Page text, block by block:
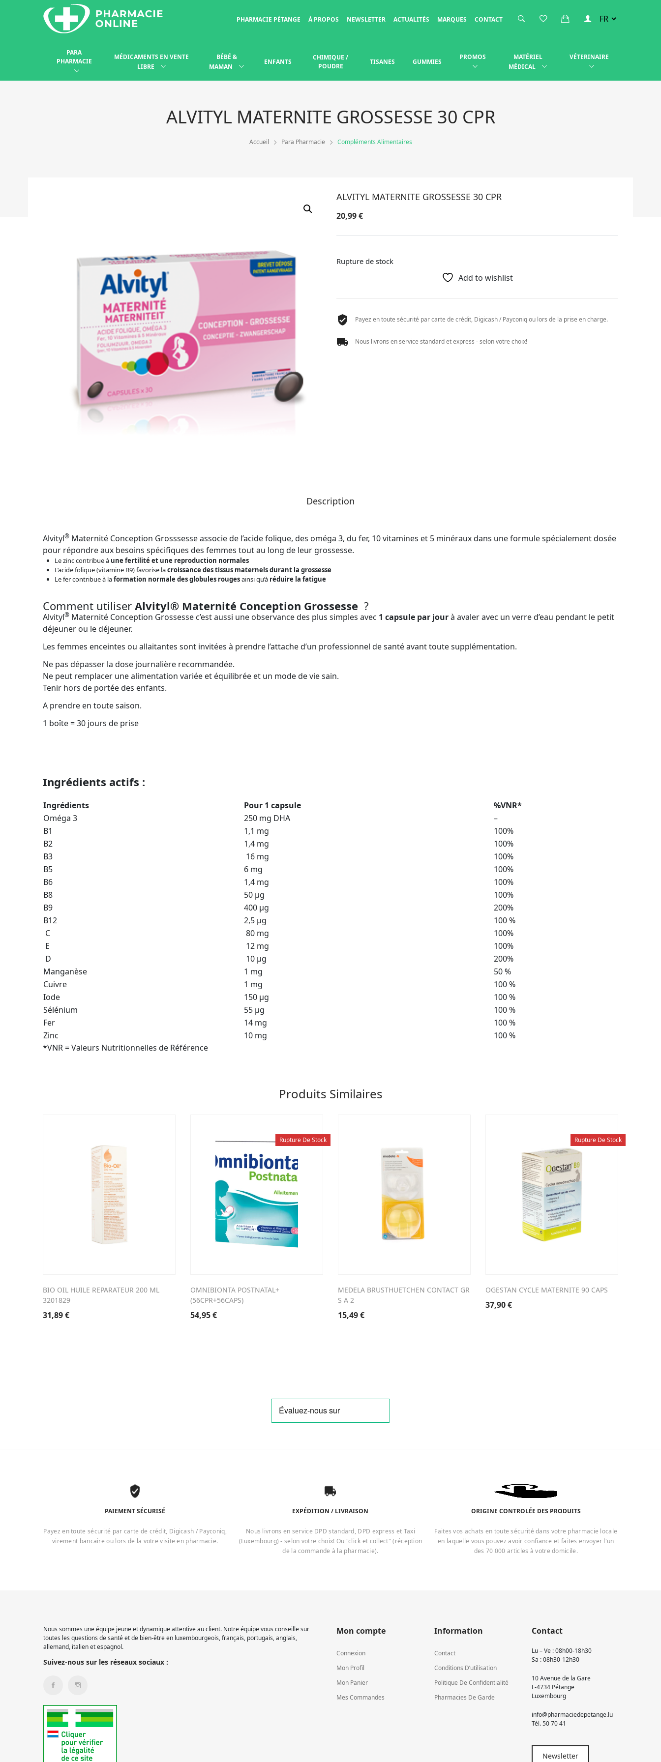
PHARMACIE PÉTANGE À PROPOS NEWSLETTER ACTUALITÉS MARQUES CONTACT
PARA
PHARMACIE
MÉDICAMENTS EN VENTE
LIBRE
BÉBÉ &
MAMAN
ENFANTS
CHIMIQUE /
POUDRE
TISANES GUMMIES
PROMOS
MATÉRIEL
MÉDICAL
VÉTERINAIRE
ALVITYL MATERNITE GROSSESSE 30 CPR
Accueil Para Pharmacie Compléments Alimentaires
ALVITYL MATERNITE GROSSESSE 30 CPR
20,99€
Rupture de stock
Add to wishlist
Payez en toute sécurité par carte de crédit, Digicash / Payconiq ou lors de la prise en charge.
Nous livrons en service standard et express - selon votre choix!
Description
Alvityl® Maternité Conception Grosssesse associe de l’acide folique, des oméga 3, du fer, 10 vitamines et 5 minéraux dans une formule spécialement dosée
pour répondre aux besoins spécifiques des femmes tout au long de leur grossesse.
Le zinc contribue à une fertilité et une reproduction normales
L’acide folique (vitamine B9) favorise lacroissance des tissus maternels durant la grossesse
Le fer contribue à laformation normale des globules rougesainsi qu’à réduire la fatigue
Comment utiliser Alvityl® Maternité Conception Grossesse ?
Alvityl® Maternité Conception Grossesse c’est aussi une observance des plus simples avec 1 capsule par jourà avaler avec un verre d’eau pendant le petit
déjeuner ou le déjeuner.
Les femmes enceintes ou allaitantes sont invitées à prendre l’attache d’un professionnel de santé avant toute supplémentation.
Ne pas dépasser la dose journalière recommandée.
Ne peut remplacer une alimentation variée et équilibrée et un mode de vie sain.
Tenir hors de portée des enfants.
A prendre en toute saison.
1 boîte = 30 jours de prise
Ingrédients actifs :
Ingrédients Pour 1 capsule
%VNR*
Oméga 3
250 mg DHA
–
B1
1,1 mg
100%
B2
1,4 mg
100%
B3
16 mg
100%
B5
6 mg
100%
B6
1,4 mg
100%
B8
50 µg
100%
B9
400 µg
200%
B12
2,5 µg
100 %
C
80 mg
100%
E
12 mg
100%
D
10 µg
200%
Manganèse
1 mg
50 %
Cuivre
1 mg
100 %
Iode
150 µg
100 %
Sélénium
55 µg
100 %
Fer
14 mg
100 %
Zinc
10 mg
100 %
*VNR = Valeurs Nutritionnelles de Référence
Produits Similaires
BIO OIL HUILE REPARATEUR 200 ML
3201829
31,89€
Rupture De Stock
OMNIBIONTA POSTNATAL+
(56CPR+56CAPS)
54,95€
MEDELA BRUSTHUETCHEN CONTACT GR
S A 2
15,49€
Rupture De Stock
OGESTAN CYCLE MATERNITE 90 CAPS
37,90€
PAIEMENT SÉCURISÉ
Payez en toute sécurité par carte de crédit, Digicash / Payconiq,
virement bancaire ou lors de la votre visite en pharmacie.
EXPÉDITION / LIVRAISON
Nous livrons en service DPD standard, DPD express et Taxi
(Luxembourg) - selon votre choix! Ou "click et collect" (réception
de la commande à la pharmacie).
ORIGINE CONTROLÉE DES PRODUITS
Faites vos achats en toute sécurité dans votre pharmacie locale
en laquelle vous pouvez avoir confiance et faites envoyer l'un
des 70 000 articles à votre domicile.
Nous sommes une équipe jeune et dynamique attentive au client. Notre équipe vous conseille sur
toutes les questions de santé et de bien-être en luxembourgeois, français, portugais, anglais,
allemand, italien et espagnol.
Suivez-nous sur les réseaux sociaux :
Mon compte
Connexion
Mon Profil
Mon Panier
Mes Commandes
Information
Contact
Conditions D’utilisation
Politique De Confidentialité
Pharmacies De Garde
Contact
Lu – Ve : 08h00-18h30
Sa : 08h30-12h30
10 Avenue de la Gare
L-4734 Pétange
Luxembourg
info@pharmaciedepetange.lu
Tél.50 70 41
Newsletter